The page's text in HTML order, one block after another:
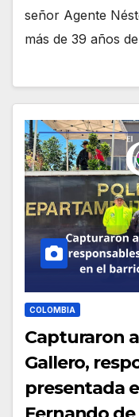
señor Agente
más de 39 años
COLOMBIA
Capturaron
Gallero,
presentada